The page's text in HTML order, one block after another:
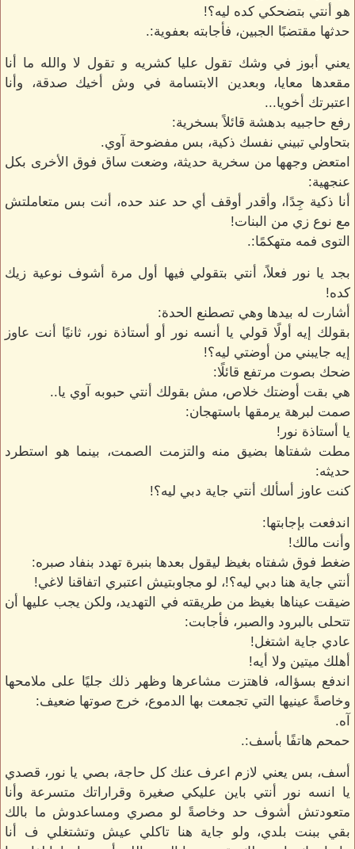
هو أنتي بتضحكي كده ليه؟!
حدثها مقتضبًا الجبين، فأجابته بعفوية:.
يعني أبوز في وشك تقول عليا كشريه و تقول لا والله ما أنا
مقعدها معايا، وبعدين الابتسامة في وش أخيك صدقة، وأنا
اعتبرتك أخويا...
رفع حاجبيه بدهشة قائلاً بسخرية:
بتحاولي تبيني نفسك ذكية، بس مفضوحة آوي.
امتعض وجهها من سخرية حديثة، وضعت ساق فوق الأخرى بكل
عنجهية:
أنا ذكية جِدًا، وأقدر أوقف أي حد عند حده، أنت بس متعاملتش
مع نوع زي من البنات!
التوى فمه متهكمًا:.
بجد يا نور فعلاً، أنتي بتقولي فيها أول مرة أشوف نوعية زيك
كده!
أشارت له بيدها وهي تصطنع الحدة:
بقولك إيه أولًا قولي يا أنسه نور أو أستاذة نور، ثانيًا أنت عاوز
إيه جايبني من أوضتي ليه؟!
ضحك بصوت مرتفع قائلًا:
هي بقت أوضتك خلاص، مش بقولك أنتي حبوبه آوي يا..
صمت لبرهة يرمقها باستهجان:
يا أستاذة نور!
مطت شفتاها بضيق منه والتزمت الصمت، بينما هو استطرد
حديثه:
كنت عاوز أسألك أنتي جاية دبي ليه؟!
اندفعت بإجابتها:
وأنت مالك!
ضغط فوق شفتاه بغيظ ليقول بعدها بنبرة تهدد بنفاد صبره:
أنتي جاية هنا دبي ليه؟!، لو مجاوبتيش اعتبري اتفاقنا لاغي!
ضيقت عيناها بغيظ من طريقته في التهديد، ولكن يجب عليها أن
تتحلى بالبرود والصبر، فأجابت:
عادي جاية اشتغل!
أهلك ميتين ولا أيه!
اندفع بسؤاله، فاهتزت مشاعرها وظهر ذلك جليًا على ملامحها
وخاصةً عينيها التي تجمعت بها الدموع، خرج صوتها ضعيف:
آه.
حمحم هاتفًا بأسف:.
أسف، بس يعني لازم اعرف عنك كل حاجة، بصي يا نور، قصدي
يا انسه نور أنتي باين عليكي صغيرة وقراراتك متسرعة وأنا
متعودتش أشوف حد وخاصةً لو مصري ومساعدوش ما بالك
بقي ببنت بلدي، ولو جاية هنا تاكلي عيش وتشتغلي ف أنا